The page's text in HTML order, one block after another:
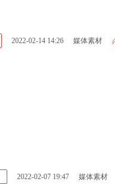
2022-02-14 14:26 媒体素材
2022-02-07 19:47 媒体素材